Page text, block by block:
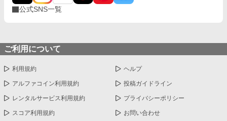
公式SNS一覧
ご利用について
利用規約 ヘルプ
アルファコイン利用規約 投稿ガイドライン
レンタルサービス利用規約 プライバシーポリシー
スコア利用規約 お問い合わせ